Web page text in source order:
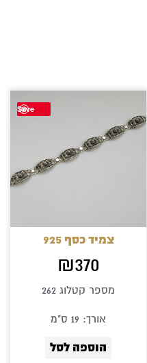
Save
צמיד כסף 925
₪370
מספר קטלוג 262
אורך: 19 ס"מ
הוספה לסל